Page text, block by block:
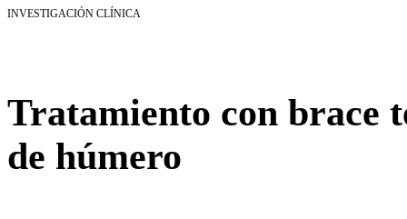
INVESTIGACIÓN CLÍNICA
Tratamiento con brace
de húmero